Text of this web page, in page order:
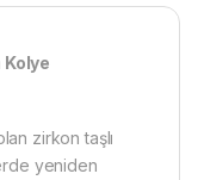
Kolye
zirkon taşlı
yeniden